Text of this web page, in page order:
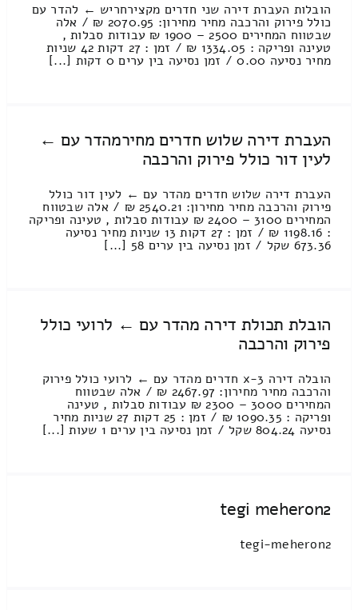
הובלות העברת דירה שני חדרים מקצירחריש ← להדר עם
כולל פירוק והרכבה מחיר מחירון: 2070.95 ₪ / אלה
שבטווח המחירים 2500 – 1900 ₪ עבודות סבלות ,
טעינה ופריקה : 1334.05 ₪ / זמן : 27 דקות 42 שניות
מחיר נסיעה 0.00 / זמן נסיעה בין ערים 0 דקות [...]
העברת דירה שלוש חדרים מחירמהדר עם ←
לעין דור כולל פירוק והרכבה
העברת דירה שלוש חדרים מהדר עם ← לעין דור כולל
פירוק והרכבה מחיר מחירון: 2540.21 ₪ / אלה שבטווח
המחירים 3100 – 2400 ₪ עבודות סבלות , טעינה ופריקה
: 1198.16 ₪ / זמן : 27 דקות 13 שניות מחיר נסיעה
673.36 שקל / זמן נסיעה בין ערים 58 [...]
הובלת תכולת דירה מהדר עם ← לרועי כולל
פירוק והרכבה
הובלה דירה 3-x חדרים מהדר עם ← לרועי כולל פירוק
והרכבה מחיר מחירון: 2467.97 ₪ / אלה שבטווח
המחירים 3000 – 2300 ₪ עבודות סבלות , טעינה
ופריקה : 1090.35 ₪ / זמן : 25 דקות 27 שניות מחיר
נסיעה 804.24 שקל / זמן נסיעה בין ערים 1 שעות [...]
tegi meheron2
tegi-meheron2